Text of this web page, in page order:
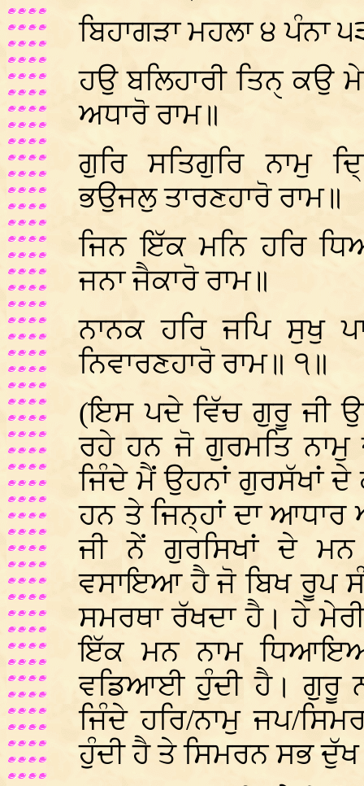
ਬਿਹਾਗੜਾ ਮਹਲਾ ੪ ਪੰਨਾ
ਹਉ ਬਲਿਹਾਰੀ ਤਿਨੑ ਕਉ
ਅਧਾਰੋ ਰਾਮ॥
ਗੁਰਿ ਸਤਿਗੁਰਿ ਨਾਮੁ
ਭਉਜਲੁ ਤਾਰਣਹਾਰੋ ਰਾਮ॥
ਜਿਨ ਇੱਕ ਮਨਿ ਹਰਿ
ਜਨਾ ਜੈਕਾਰੋ ਰਾਮ॥
ਨਾਨਕ ਹਰਿ ਜਪਿ ਸੁਖੁ
ਨਿਵਾਰਣਹਾਰੋ ਰਾਮ॥ ੧॥
(ਇਸ ਪਦੇ ਵਿੱਚ ਗੁਰੂ ਜੀ
ਰਹੇ ਹਨ ਜੋ ਗੁਰਮਤਿ
ਜਿੰਦੇ ਮੈਂ ਉਹਨਾਂ ਗੁਰਸੱਖਾਂ ਦੇ
ਹਨ ਤੇ ਜਿਨ੍ਹਾਂ ਦਾ
ਜੀ ਨੇਂ ਗੁਰਸਿਖਾਂ ਦੇ
ਵਸਾਇਆ ਹੈ ਜੋ ਬਿਖ ਰੂਪ
ਸਮਰਥਾ ਰੱਖਦਾ ਹੈ। ਹੇ
ਇੱਕ ਮਨ ਨਾਮ
ਵਡਿਆਈ ਹੁੰਦੀ ਹੈ। ਗੁਰੂ
ਜਿੰਦੇ ਹਰਿ/ਨਾਮੁ ਜਪ/
ਹੁੰਦੀ ਹੈ ਤੇ ਸਿਮਰਨ ਸਭ